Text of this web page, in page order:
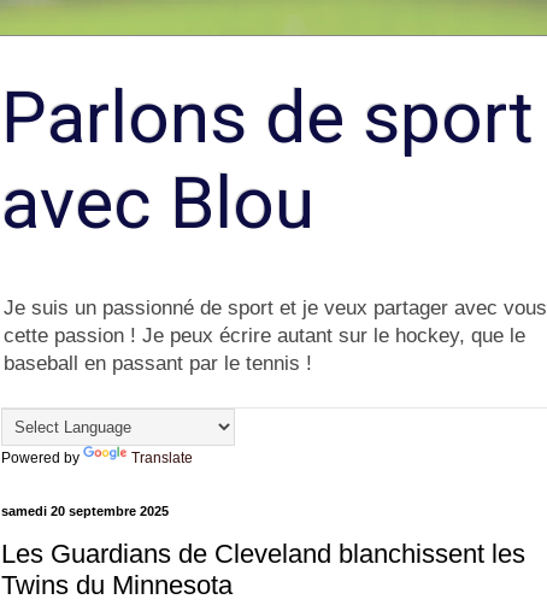
Parlons de sport
avec Blou
Je suis un passionné de sport et je veux partager avec vous
cette passion ! Je peux écrire autant sur le hockey, que le
baseball en passant par le tennis !
Powered by Translate
samedi 20 septembre 2025
Les Guardians de Cleveland blanchissent les
Twins du Minnesota